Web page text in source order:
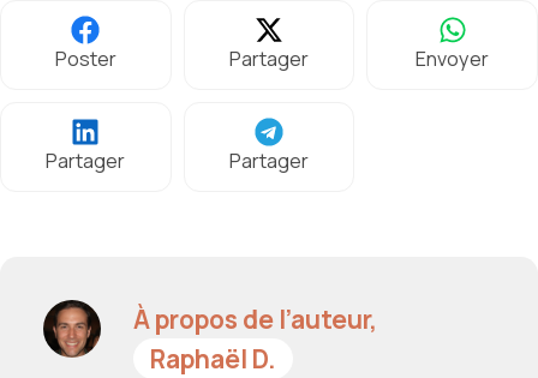
Poster Partager Envoyer
Partager Partager
À propos de l’auteur,
Raphaël D.